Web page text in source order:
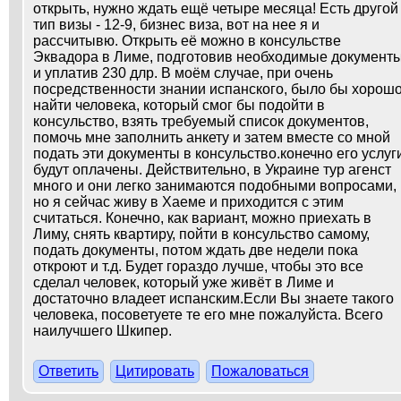
открыть, нужно ждать ещё четыре месяца! Есть другой
тип визы - 12-9, бизнес виза, вот на нее я и
рассчитывю. Открыть её можно в консульстве
Эквадора в Лиме, подготовив необходимые
и уплатив 230 длр. В моём случае, при очень
посредственности знании испанского, было бы
найти человека, который смог бы подойти в
консульство, взять требуемый список документов,
помочь мне заполнить анкету и затем вместе со мной
подать эти документы в консульство.конечно его
будут оплачены. Действительно, в Украине тур агенст
много и они легко занимаются подобными вопросами,
но я сейчас живу в Хаеме и приходится с этим
считаться. Конечно, как вариант, можно приехать в
Лиму, снять квартиру, пойти в консульство самому,
подать документы, потом ждать две недели пока
откроют и т.д. Будет гораздо лучше, чтобы это все
сделал человек, который уже живёт в Лиме и
достаточно владеет испанским.Если Вы знаете такого
человека, посоветуете те его мне пожалуйста. Всего
наилучшего Шкипер.
Ответить Цитировать Пожаловаться